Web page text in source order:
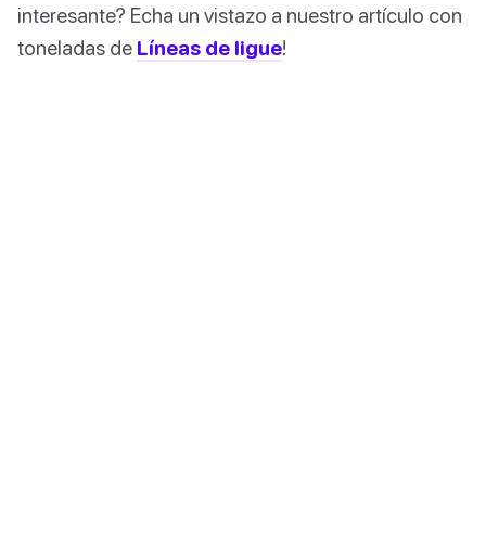
interesante? Echa un vistazo a nuestro artículo con
toneladas de Líneas de ligue!